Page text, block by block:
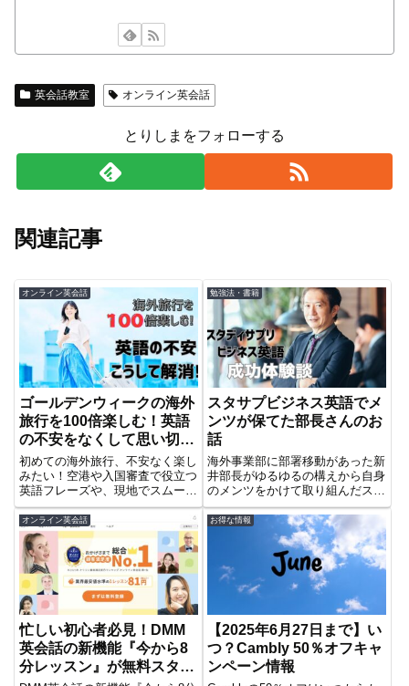
英会話教室 オンライン英会話
とりしまをフォローする
関連記事
オンライン英会話
ゴールデンウィークの海外
旅行を100倍楽しむ！英語
の不安をなくして思い切り
満喫しよう
初めての海外旅行、不安なく楽し
みたい！空港や入国審査で役立つ
英語フレーズや、現地でスムーズ
に過ごすための英会話を紹介。旅
行前にDMM英会話で使える英語
を実践練習して、安心して出発し
よう！
勉強法・書籍
スタサプビジネス英語でメ
ンツが保てた部長さんのお
話
海外事業部に部署移動があった新
井部長がゆるゆるの構えから自身
のメンツをかけて取り組んだスタ
ディサプリビジネス英語英会話セ
ットプラン。評判の良いスタサプ
ビジネス英語は新井さんをどこま
で変えたか興味のある人には必読
です。
オンライン英会話
忙しい初心者必見！DMM
英会話の新機能『今から8
分レッスン』が無料スター
お得な情報
【2025年6月27日まで】い
つ？Cambly 50％オフキャ
ンペーン情報